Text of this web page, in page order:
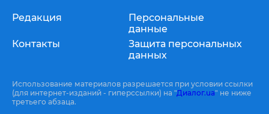
Редакция
Контакты
Персональные
данные
Защита персональных
данных
Использование материалов разрешается при условии ссылки
(для интернет-изданий - гиперссылки) на "Диалог.ua" не ниже
третьего абзаца.